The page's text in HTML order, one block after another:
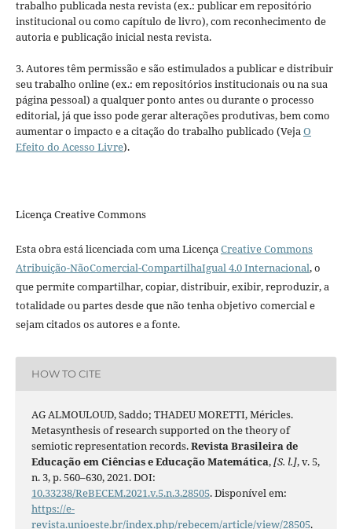
trabalho publicada nesta revista (ex.: publicar em repositório
institucional ou como capítulo de livro), com reconhecimento de
autoria e publicação inicial nesta revista.
3. Autores têm permissão e são estimulados a publicar e distribuir
seu trabalho online (ex.: em repositórios institucionais ou na sua
página pessoal) a qualquer ponto antes ou durante o processo
editorial, já que isso pode gerar alterações produtivas, bem como
aumentar o impacto e a citação do trabalho publicado (VejaO
Efeito do Acesso Livre).
Licença Creative Commons
Esta obra está licenciada com uma LicençaCreative Commons
Atribuição-NãoComercial-CompartilhaIgual 4.0 Internacional, o
que permite compartilhar, copiar, distribuir, exibir, reproduzir, a
totalidade ou partes desde que não tenha objetivo comercial e
sejam citados os autores e a fonte.
HOW TO CITE
AG ALMOULOUD, Saddo; THADEU MORETTI, Méricles.
Metasynthesis of research supported on the theory of
semiotic representation records.Revista Brasileira de
Educação em Ciências e Educação Matemática,[S. l.], v. 5,
n. 3, p. 560–630, 2021. DOI:
10.33238/ReBECEM.2021.v.5.n.3.28505. Disponível em:
https://e-
revista.unioeste.br/index.php/rebecem/article/view/28505.